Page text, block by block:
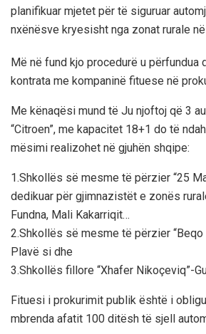
planifikuar mjetet për të siguruar
nxënësve kryesisht nga zonat rurale
Më në fund kjo procedurë u përfundua
kontrata me kompaninë fituese në
Me kënaqësi mund të Ju njoftoj që 3
“Citroen”, me kapacitet 18+1 do të
mësimi realizohet në gjuhën shqipe:
1.Shkollës së mesme të përzier “25
dedikuar për gjimnazistët e zonës
Fundna, Mali Kakarriqit…
2.Shkollës së mesme të përzier “Beqo
Plavë si dhe
3.Shkollës fillore “Xhafer Nikoçeviq”-
Fituesi i prokurimit publik është i
mbrenda afatit 100 ditësh të sjell